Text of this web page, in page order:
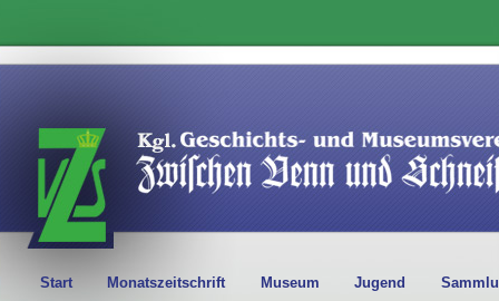
Start Monatszeitschrift Museum Jugend